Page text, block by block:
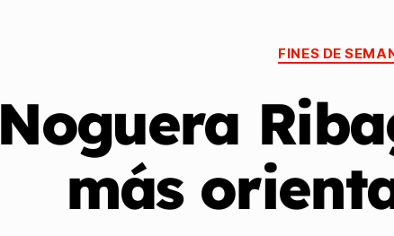
FINES DE
Noguera
más